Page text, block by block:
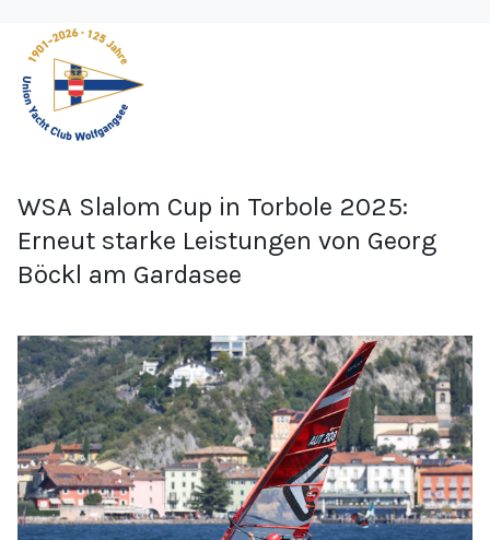
WSA Slalom Cup in Torbole 2025:
Erneut starke Leistungen von Georg
Böckl am Gardasee